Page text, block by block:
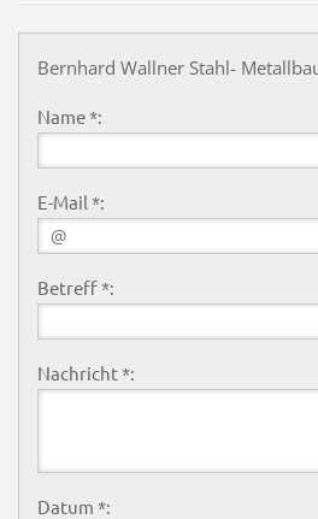
Bernhard Wallner Stahl-
Name *:
E-Mail *:
Betreff *:
Nachricht *:
Datum *: